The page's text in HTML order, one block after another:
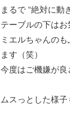
まるで “絶対に動
テーブルの下は
ミエルちゃんの
ます（笑）
今度はご機嫌が良
ムスっとした様